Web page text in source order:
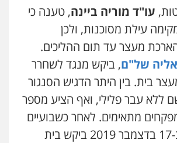
עו"ד מוריה ביינה, טענה כי
עילת מסוכנות, ולכן
מעצר עד תום ההליכים.
של"ם, ביקש מנגד לשחרר
בית. בין היתר הדגיש הסנגור
ללא עבר פלילי, ואף הציע מספר
מתאימים. לאחר כשבועיים
וחצי במעצר, ב-17 בדצמבר 2019 ביקש בית